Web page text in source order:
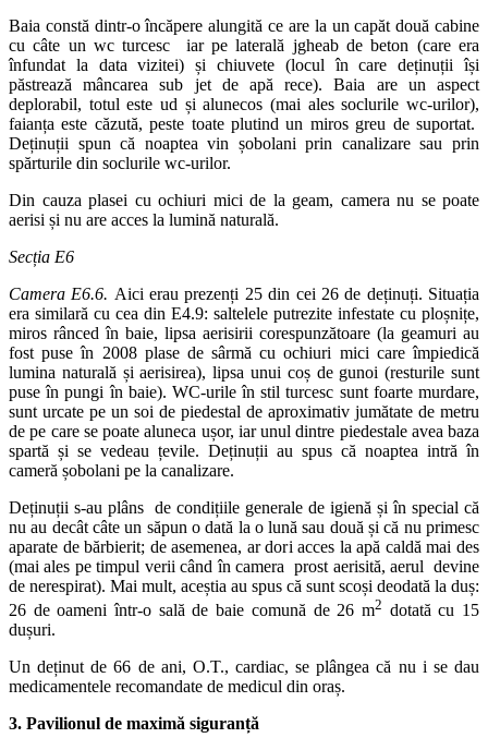
Baia constă dintr-o încăpere alungită ce are la un capăt două cabine
cu câte un wc turcesc iar pe laterală jgheab de beton (care era
înfundat la data vizitei) și chiuvete (locul în care deținuții își
păstrează mâncarea sub jet de apă rece). Baia are un aspect
deplorabil, totul este ud și alunecos (mai ales soclurile wc-urilor),
faianța este căzută, peste toate plutind un miros greu de suportat.
Deținuții spun că noaptea vin șobolani prin canalizare sau prin
spărturile din soclurile wc-urilor.
Din cauza plasei cu ochiuri mici de la geam, camera nu se poate
aerisi și nu are acces la lumină naturală.
Secția E6
Camera E6.6. Aici erau prezenți 25 din cei 26 de deținuți. Situația
era similară cu cea din E4.9: saltelele putrezite infestate cu ploșnițe,
miros rânced în baie, lipsa aerisirii corespunzătoare (la geamuri au
fost puse în 2008 plase de sârmă cu ochiuri mici care împiedică
lumina naturală și aerisirea), lipsa unui coș de gunoi (resturile sunt
puse în pungi în baie). WC-urile în stil turcesc sunt foarte murdare,
sunt urcate pe un soi de piedestal de aproximativ jumătate de metru
de pe care se poate aluneca ușor, iar unul dintre piedestale avea baza
spartă și se vedeau țevile. Deținuții au spus că noaptea intră în
cameră șobolani pe la canalizare.
Deținuții s-au plâns de condițiile generale de igienă și în special că
nu au decât câte un săpun o dată la o lună sau două și că nu primesc
aparate de bărbierit; de asemenea, ar dori acces la apă caldă mai des
(mai ales pe timpul verii când în camera prost aerisită, aerul devine
de nerespirat). Mai mult, aceștia au spus că sunt scoși deodată la duș:
26 de oameni într-o sală de baie comună de 26 m2 dotată cu 15
dușuri.
Un deținut de 66 de ani, O.T., cardiac, se plângea că nu i se dau
medicamentele recomandate de medicul din oraș.
3. Pavilionul de maximă siguranță